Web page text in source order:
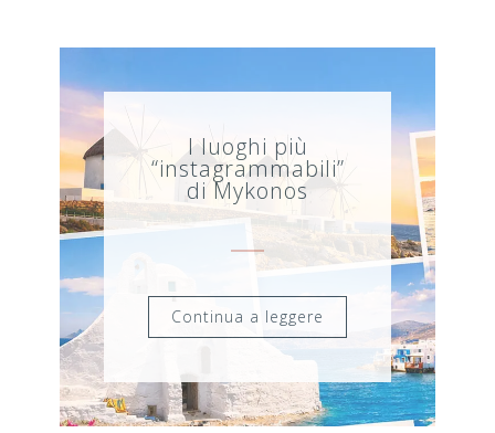
I luoghi più
“instagrammabili”
di Mykonos
Continua a leggere